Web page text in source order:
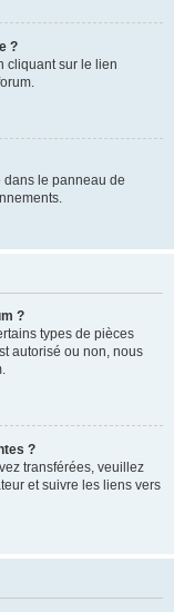
?
cliquant sur le lien
dans le panneau de
?
types de pièces
autorisé ou non, nous
?
transférées, veuillez
et suivre les liens vers